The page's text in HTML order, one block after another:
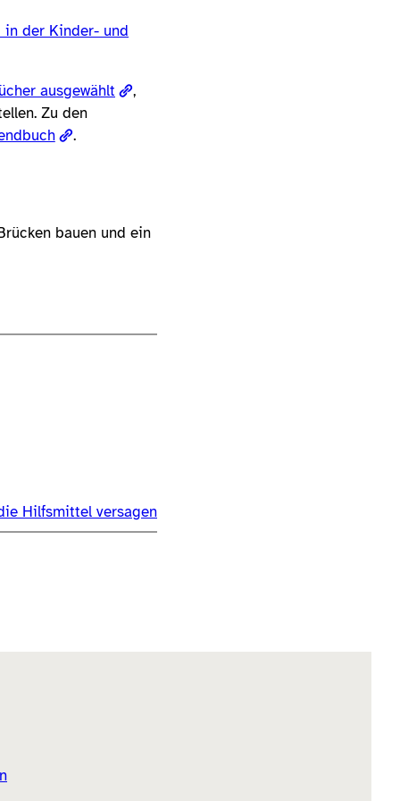
der Kinder- und
ausgewählt
,
Zu den
.
bauen und ein
Hilfsmittel versagen